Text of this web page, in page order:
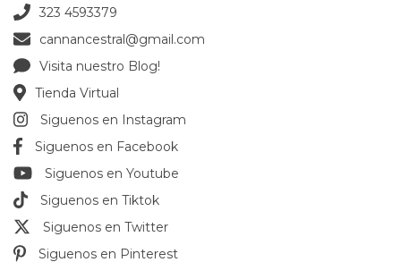
323 4593379
cannancestral@gmail.com
Visita nuestro Blog!
Tienda Virtual
Siguenos en Instagram
Siguenos en Facebook
Siguenos en Youtube
Siguenos en Tiktok
Siguenos en Twitter
Siguenos en Pinterest